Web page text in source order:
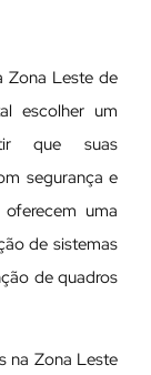
Zona Leste de
escolher um
que suas
segurança e
uma
de sistemas
de quadros
na Zona Leste